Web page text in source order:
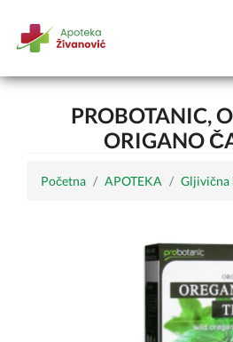
PROBOTANIC,
ORIGANO
Početna APOTEKA Gljivična